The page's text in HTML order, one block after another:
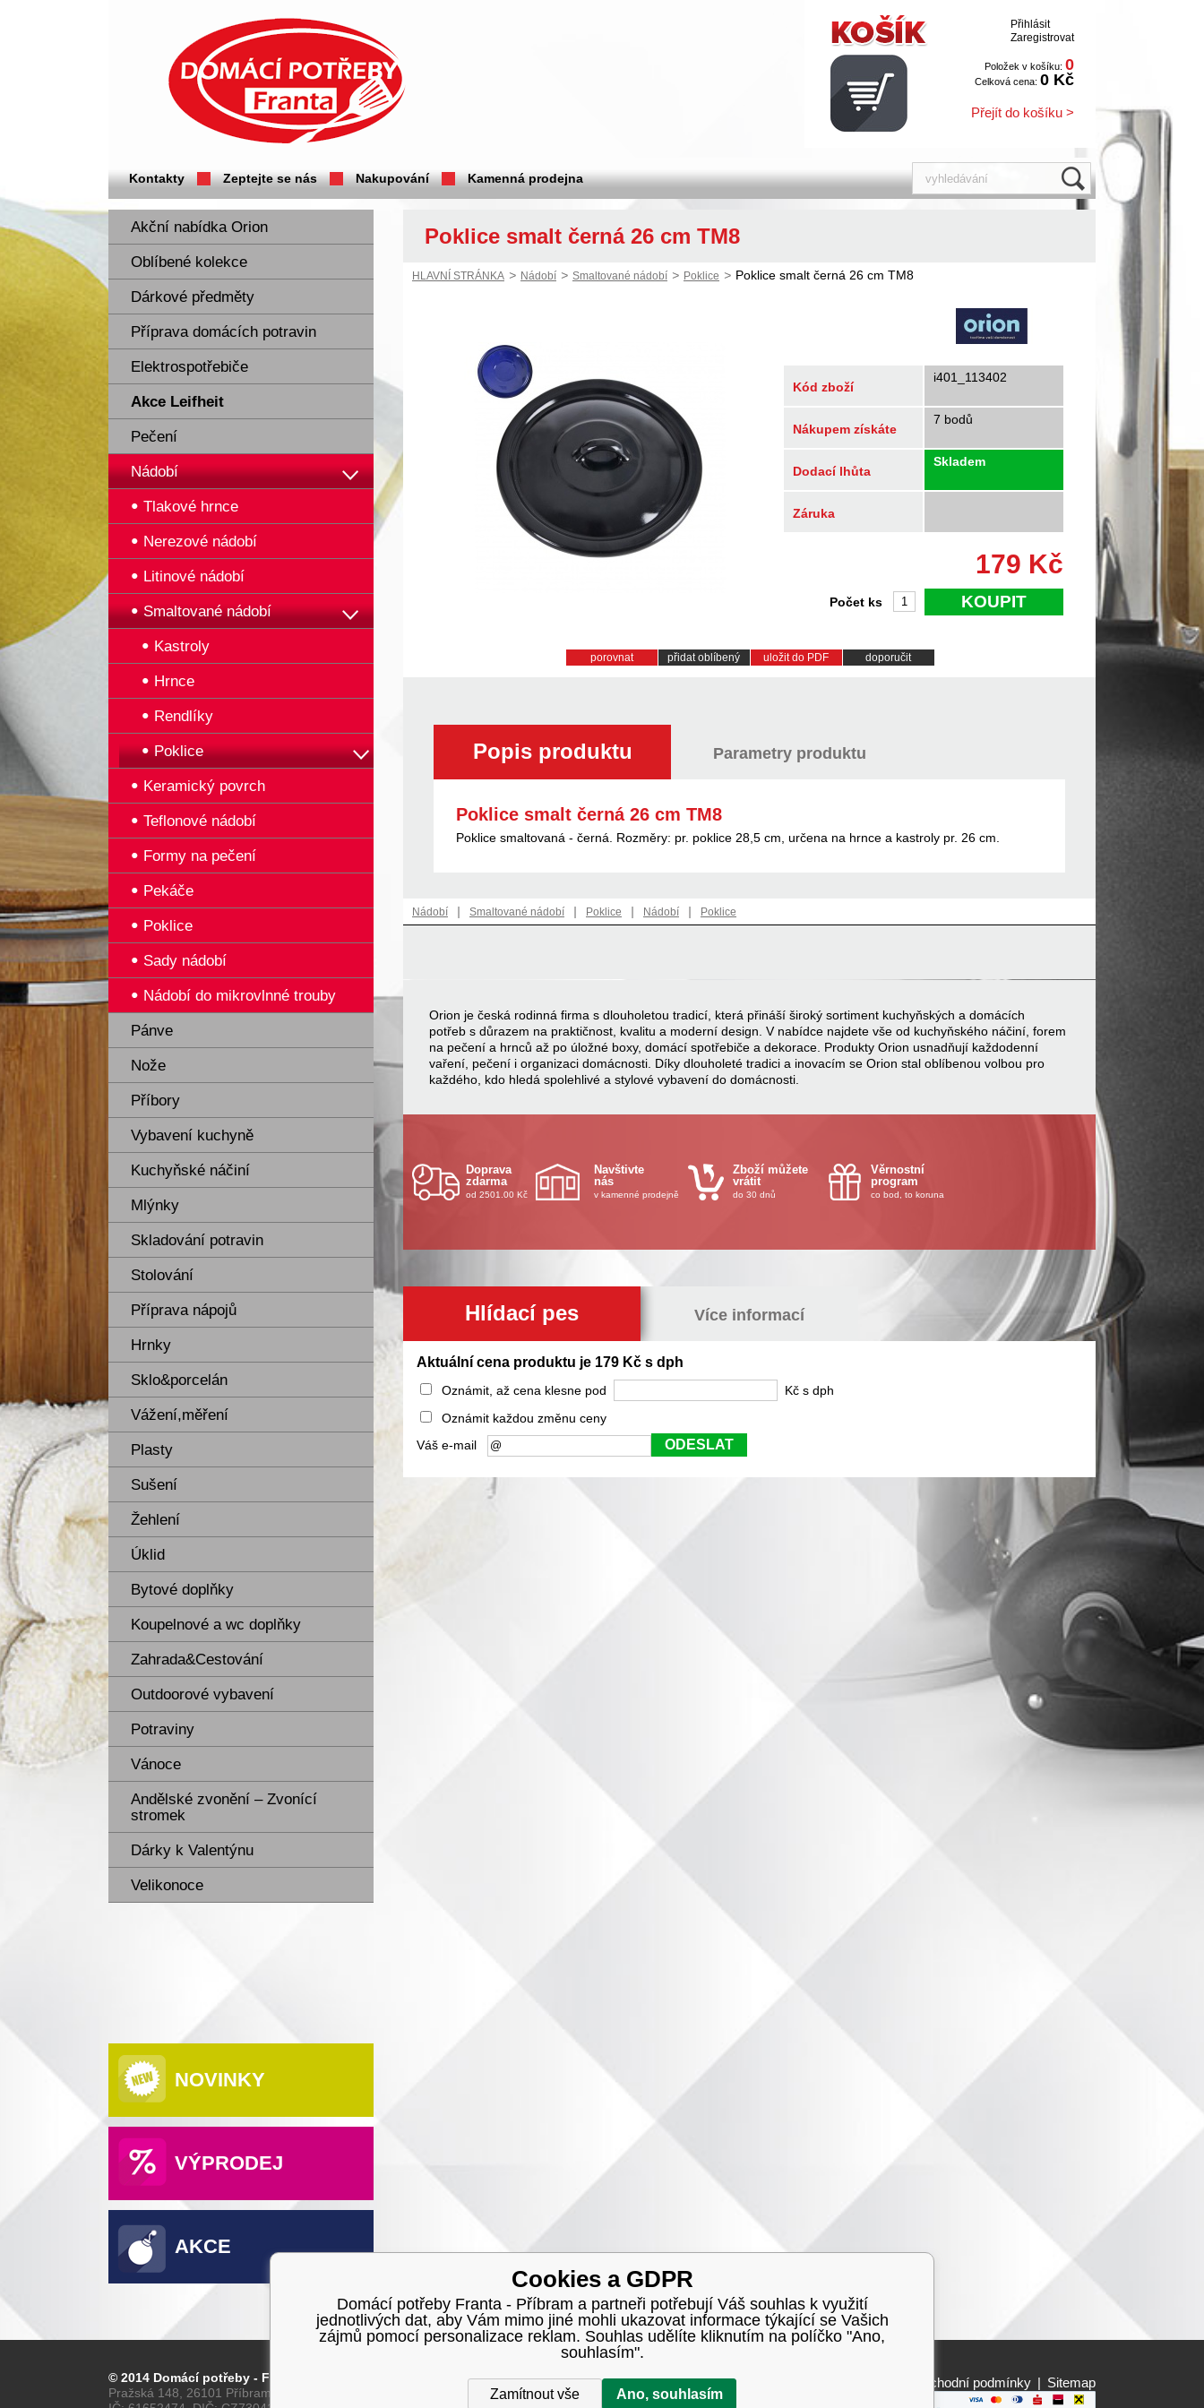
Přihlásit
Zaregistrovat
Položek v košíku: 0
Celková cena: 0 Kč
Přejít do košíku >
Kontakty Zeptejte se nás Nakupování Kamenná prodejna
Akční nabídka Orion
Oblíbené kolekce
Dárkové předměty
Příprava domácích potravin
Elektrospotřebiče
Akce Leifheit
Pečení
Nádobí
Tlakové hrnce
Nerezové nádobí
Litinové nádobí
Smaltované nádobí
Kastroly
Hrnce
Rendlíky
Poklice
Keramický povrch
Teflonové nádobí
Formy na pečení
Pekáče
Poklice
Sady nádobí
Nádobí do mikrovlnné trouby
Pánve
Nože
Příbory
Vybavení kuchyně
Kuchyňské náčiní
Mlýnky
Skladování potravin
Stolování
Příprava nápojů
Hrnky
Sklo&porcelán
Vážení,měření
Plasty
Sušení
Žehlení
Úklid
Bytové doplňky
Koupelnové a wc doplňky
Zahrada&Cestování
Outdoorové vybavení
Potraviny
Vánoce
Andělské zvonění – Zvonící
stromek
Dárky k Valentýnu
Velikonoce
NOVINKY
VÝPRODEJ
AKCE
Poklice smalt černá 26 cm TM8
HLAVNÍ STRÁNKA > Nádobí > Smaltované nádobí > Poklice > Poklice smalt černá 26 cm TM8
Kód zboží
i401_113402
Nákupem získáte
7 bodů
Dodací lhůta
Skladem
Záruka
179 Kč
KOUPIT
Počet ks
porovnat přidat oblíbený uložit do PDF doporučit
Popis produktu Parametry produktu
Poklice smalt černá 26 cm TM8
Poklice smaltovaná - černá. Rozměry: pr. poklice 28,5 cm, určena na hrnce a kastroly pr. 26 cm.
Nádobí | Smaltované nádobí | Poklice | Nádobí | Poklice
Orion je česká rodinná firma s dlouholetou tradicí, která přináší široký sortiment kuchyňských a domácích
potřeb s důrazem na praktičnost, kvalitu a moderní design. V nabídce najdete vše od kuchyňského náčiní, forem
na pečení a hrnců až po úložné boxy, domácí spotřebiče a dekorace. Produkty Orion usnadňují každodenní
vaření, pečení i organizaci domácnosti. Díky dlouholeté tradici a inovacím se Orion stal oblíbenou volbou pro
každého, kdo hledá spolehlivé a stylové vybavení do domácnosti.
Doprava
zdarma
od 2501.00 Kč
Navštivte
nás
v kamenné prodejně
Zboží můžete
vrátit
do 30 dnů
Věrnostní
program
co bod, to koruna
Hlídací pes Více informací
Aktuální cena produktu je 179 Kč s dph
Oznámit, až cena klesne pod
Kč s dph
Oznámit každou změnu ceny
Váš e-mail
ODESLAT
© 2014 Domácí potřeby - Franta
Pražská 148, 26101 Příbram
Obchodní podmínky | Sitemap
Cookies a GDPR
Domácí potřeby Franta - Příbram a partneři potřebují Váš souhlas k využití
jednotlivých dat, aby Vám mimo jiné mohli ukazovat informace týkající se Vašich
zájmů pomocí personalizace reklam. Souhlas udělíte kliknutím na políčko "Ano,
souhlasím".
Zamítnout vše Ano, souhlasím